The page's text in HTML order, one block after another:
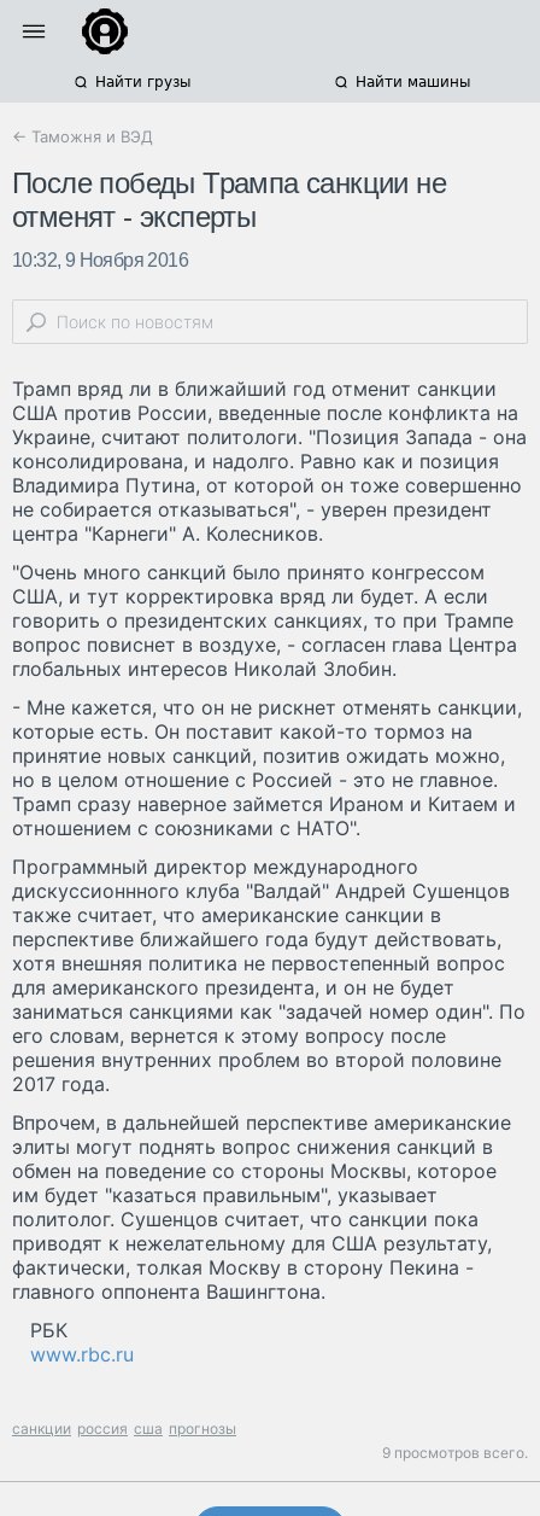
Найти грузы Найти машины
← Таможня и ВЭД
После победы Трампа санкции не
отменят - эксперты
10:32, 9 Ноября 2016
Трамп вряд ли в ближайший год отменит санкции
США против России, введенные после конфликта на
Украине, считают политологи. "Позиция Запада - она
консолидирована, и надолго. Равно как и позиция
Владимира Путина, от которой он тоже совершенно
не собирается отказываться", - уверен президент
центра "Карнеги" А. Колесников.
"Очень много санкций было принято конгрессом
CША, и тут корректировка вряд ли будет. А если
говорить о президентских санкциях, то при Трампе
вопрос повиснет в воздухе, - согласен глава Центра
глобальных интересов Николай Злобин.
- Мне кажется, что он не рискнет отменять санкции,
которые есть. Он поставит какой-то тормоз на
принятие новых санкций, позитив ожидать можно,
но в целом отношение с Россией - это не главное.
Трамп сразу наверное займется Ираном и Китаем и
отношением с союзниками с НАТО".
Программный директор международного
дискуссионнного клуба "Валдай" Андрей Сушенцов
также считает, что американские санкции в
перспективе ближайшего года будут действовать,
хотя внешняя политика не первостепенный вопрос
для американского президента, и он не будет
заниматься санкциями как "задачей номер один". По
его словам, вернется к этому вопросу после
решения внутренних проблем во второй половине
2017 года.
Впрочем, в дальнейшей перспективе американские
элиты могут поднять вопрос снижения санкций в
обмен на поведение со стороны Москвы, которое
им будет "казаться правильным", указывает
политолог. Сушенцов считает, что санкции пока
приводят к нежелательному для США результату,
фактически, толкая Москву в сторону Пекина -
главного оппонента Вашингтона.
РБК
www.rbc.ru
санкции россия сша прогнозы
9 просмотров всего.